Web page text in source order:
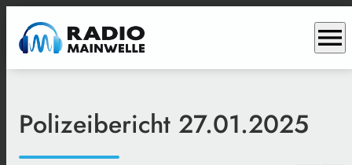
menu
Polizeibericht 27.01.2025